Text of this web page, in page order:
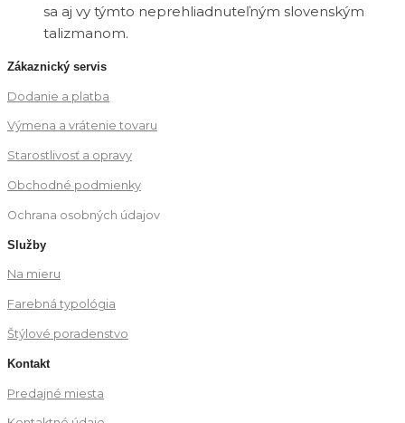
sa aj vy týmto neprehliadnuteľným slovenským
talizmanom.
Zákaznický servis
Dodanie a platba
Výmena a vrátenie tovaru
Starostlivosť a opravy
Obchodné podmienky
Ochrana osobných údajov
Služby
Na mieru
Farebná typológia
Štýlové poradenstvo
Kontakt
Predajné miesta